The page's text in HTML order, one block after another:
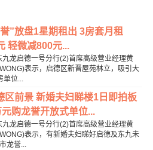
”放盘1星期租出 3房套月租
轻微减800元...
九龙启德一号分行(2)首席高级营业经理黄
表示，启德区新晋屋苑林立，吸引大
单位...
区前景 新婚夫妇睇楼1日即拍板
购龙誉开放式单位...
九龙启德一号分行(2)首席高级营业经理黄
表示，有新婚夫妇睇好启德及东九未
龙誉...